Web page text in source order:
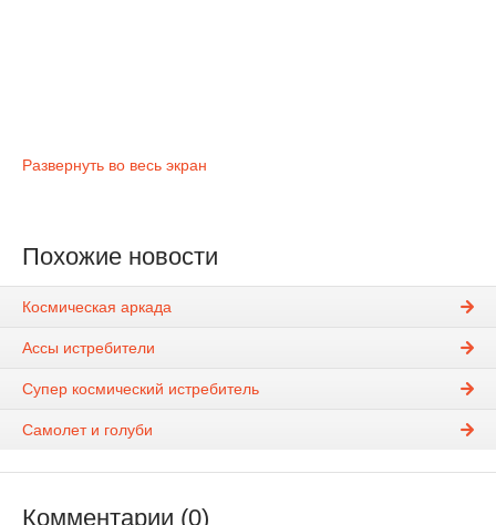
Развернуть во весь экран
Похожие новости
Космическая аркада
Ассы истребители
Супер космический истребитель
Самолет и голуби
Комментарии (0)